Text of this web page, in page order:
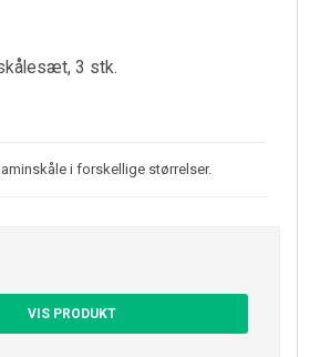
3 stk.
i forskellige størrelser.
VIS PRODUKT